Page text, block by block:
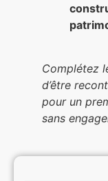
Complétez
d’être
pour un
sans